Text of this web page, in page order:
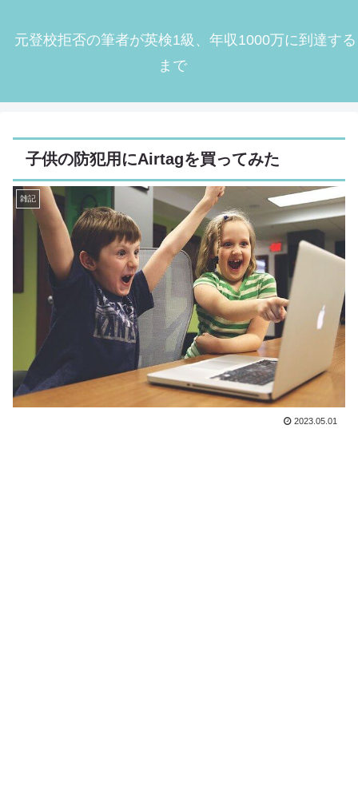
元登校拒否の筆者が英検1級、年収1000万に到達する
まで
子供の防犯用にAirtagを買ってみた
雑記
2023.05.01